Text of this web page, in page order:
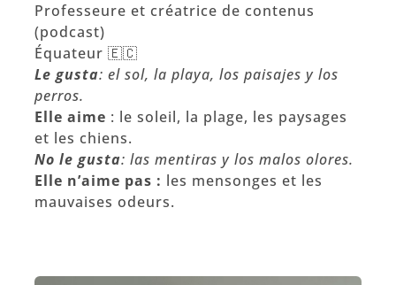
Professeure et créatrice de contenus
(podcast)
Équateur 🇪🇨
Le gusta: el sol, la playa, los paisajes y los
perros.
Elle aime : le soleil, la plage, les paysages
et les chiens.
No le gusta: las mentiras y los malos olores.
Elle n’aime pas : les mensonges et les
mauvaises odeurs.